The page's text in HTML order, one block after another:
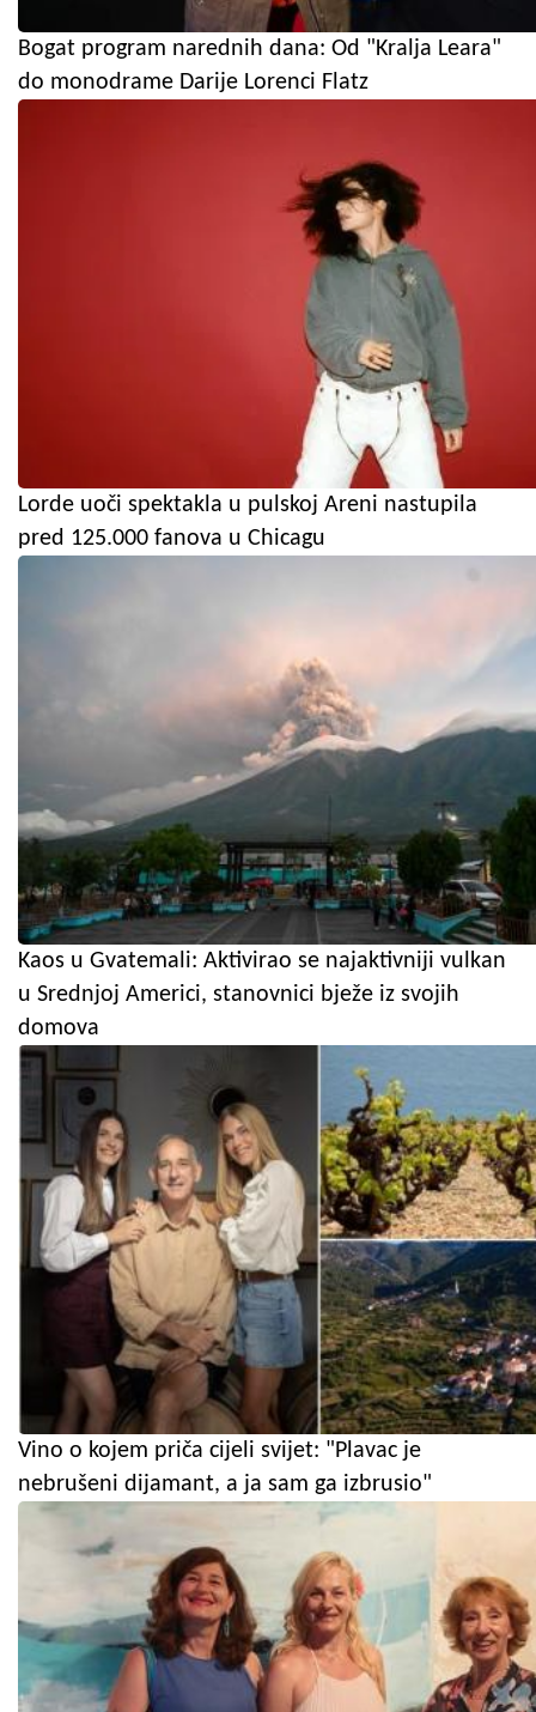
Bogat program narednih dana: Od "Kralja Leara"
do monodrame Darije Lorenci Flatz
Lorde uoči spektakla u pulskoj Areni nastupila
pred 125.000 fanova u Chicagu
Kaos u Gvatemali: Aktivirao se najaktivniji vulkan
u Srednjoj Americi, stanovnici bježe iz svojih
domova
Vino o kojem priča cijeli svijet: "Plavac je
nebrušeni dijamant, a ja sam ga izbrusio"